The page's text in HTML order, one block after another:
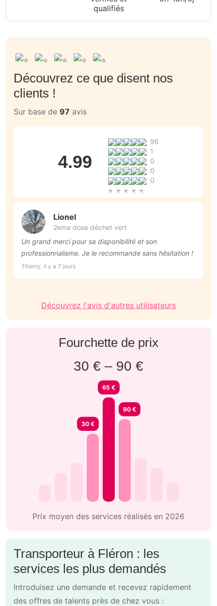
qualifiés
Découvrez ce que disent nos
clients !
Sur base de 97 avis
4.99
96
1
0
0
0
Lionel
2eme dose déchet vert
Un grand merci pour sa disponibilité et son
professionnalisme. Je le recommande sans hésitation !
Thierry, il y a 7 jours
Découvrez l'avis d'autres utilisateurs
Fourchette de prix
30 € – 90 €
30 €
65 €
90 €
Prix moyen des services réalisés en 2026
Transporteur à Fléron : les
services les plus demandés
Introduisez une demande et recevez rapidement
des offres de talents près de chez vous :